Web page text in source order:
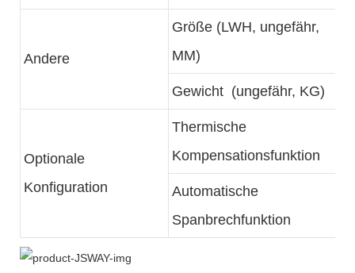
Andere
Größe (LWH, ungefähr,
MM)
Gewicht (ungefähr, KG)
Optionale
Konfiguration
Thermische
Kompensationsfunktion
Automatische
Spanbrechfunktion